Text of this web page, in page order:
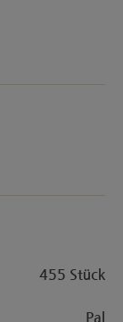
455 Stück
Pal